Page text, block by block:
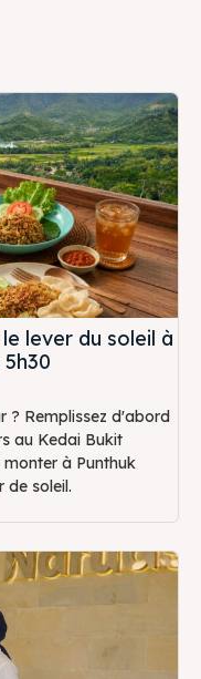
lever du soleil à
? Remplissez d'abord
au Kedai Bukit
à Punthuk
de soleil.